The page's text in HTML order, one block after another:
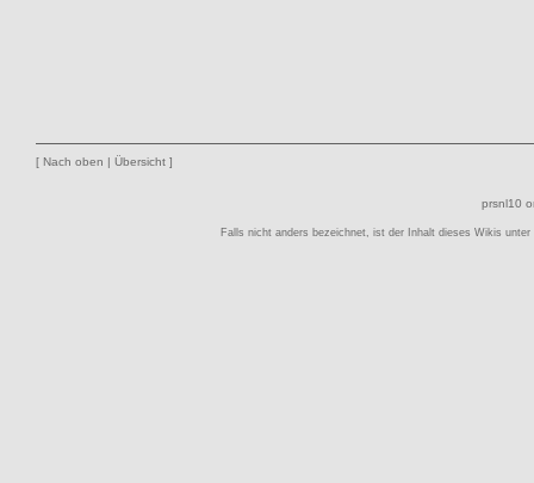
[ Nach oben | Übersicht ]
prsnl10
Falls nicht anders bezeichnet, ist der Inhalt dieses Wikis